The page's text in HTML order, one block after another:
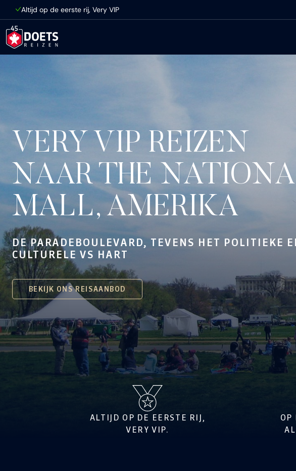
Ga direct naar inhoud
Altijd op de eerste rij, Very VIP
VERY VIP REIZEN
NAAR THE
MALL, AMERIKA
DE PARADEBOULEVARD, TEVENS HET POLITIEKE
CULTURELE VS HART
BEKIJK ONS REISAANBOD
ALTIJD OP DE EERSTE RIJ,
VERY VIP.
OP